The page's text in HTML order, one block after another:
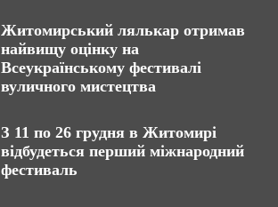
Житомирський лялькар отримав
найвищу оцінку на
Всеукраїнському фестивалі
вуличного мистецтва
З 11 по 26 грудня в Житомирі
відбудеться перший міжнародний
фестиваль